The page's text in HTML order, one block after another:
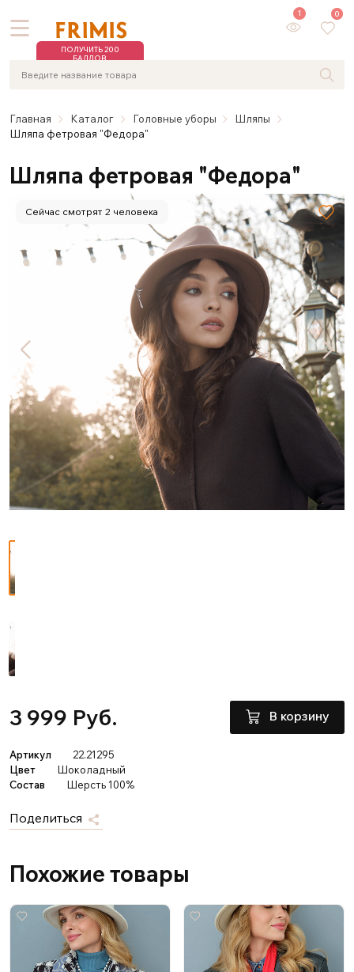
ПОЛУЧИТЬ 200
БАЛЛОВ
1 0
Главная Каталог Головные уборы
Шляпы
Шляпа фетровая "Федора"
Шляпа фетровая "Федора"
Сейчас смотрят 2 человека
3 999 Руб. В корзину
Артикул
22.21295
Цвет
Шоколадный
Состав
Шерсть 100%
Поделиться
Похожие товары